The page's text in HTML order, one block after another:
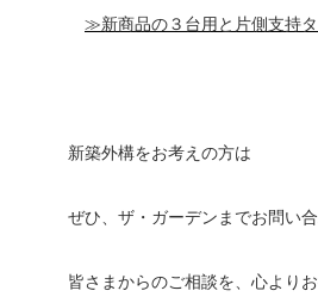
≫新商品の３台用と片側支持
新築外構をお考えの方は
ぜひ、ザ・ガーデンまでお問い合
皆さまからのご相談を、心より